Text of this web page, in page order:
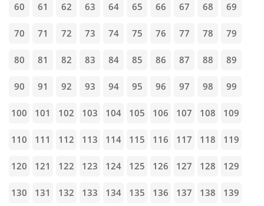
60 61 62 63 64 65 66 67 68 69
70 71 72 73 74 75 76 77 78 79
80 81 82 83 84 85 86 87 88 89
90 91 92 93 94 95 96 97 98 99
100 101 102 103 104 105 106 107 108 109
110 111 112 113 114 115 116 117 118 119
120 121 122 123 124 125 126 127 128 129
130 131 132 133 134 135 136 137 138 139